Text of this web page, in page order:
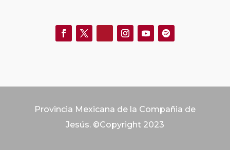
Provincia Mexicana de la Compañia de
Jesús. ©Copyright 2023